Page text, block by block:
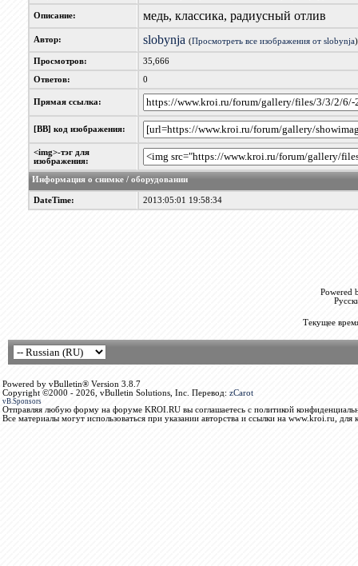
Описание: медь, классика, радиусный отлив
Автор: slobynja (Просмотреть все изображения от slobynja)
Просмотров: 35,666
Ответов: 0
Прямая ссылка:
[BB] код изображения:
<img>-тэг для
изображения:
Информация о снимке / оборудовании
DateTime: 2013:05:01 19:58:34
Powered
Текущее
Powered by vBulletin® Version 3.8.7
Copyright ©2000 - 2026, vBulletin Solutions, Inc. Перевод: zCarot
vB.Sponsors
Отправляя любую форму на форуме KROI.RU вы соглашаетесь с политикой
Все материалы могут использоваться при указании авторства и ссылки на www.kroi.ru, для